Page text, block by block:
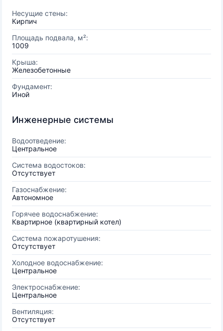
Несущие стены:
Кирпич
Площадь подвала, м²:
1009
Крыша:
Железобетонные
Фундамент:
Иной
Инженерные системы
Водоотведение:
Центральное
Система водостоков:
Отсутствует
Газоснабжение:
Автономное
Горячее водоснабжение:
Квартирное (квартирный котел)
Система пожаротушения:
Отсутствует
Холодное водоснабжение:
Центральное
Электроснабжение:
Центральное
Вентиляция:
Отсутствует